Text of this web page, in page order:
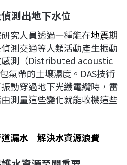
測出地下水位
究人員透過一種能在地震期
測交通等人類活動產生振動
感測（Distributed acoustic
氣帶的土壤濕度。DAS技術
動穿過地下光纖電纜時，雷
測量這些變化就能收機這些
道漏水 解決水資源浪費